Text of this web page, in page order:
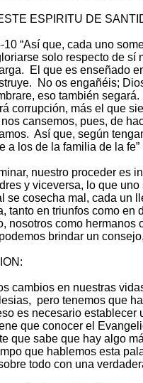
ESPIRITU DE
10 “Así que, cada uno
solo respecto de sí
El que es enseñado
No os engañéis;
eso también
corrupción, más el que
cansemos, pues, de
Así que, según
a los de la familia de la fe”
nuestro proceder es
y viceversa, lo que
se cosecha mal, cada un
tanto en triunfos como
nosotros como
brindar un
cambios en nuestras
pero tenemos que
es necesario establecer
que conocer el
que sabe que hay algo
que hablemos esta
todo con una